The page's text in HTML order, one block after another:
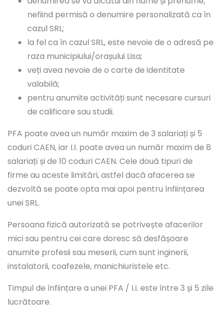
nefiind permisă o denumire personalizată ca în
cazul SRL;
la fel ca în cazul SRL, este nevoie de o adresă pe
raza municipiului/orașului Lisa;
veți avea nevoie de o carte de identitate
valabilă;
pentru anumite activități sunt necesare cursuri
de calificare sau studii.
PFA poate avea un număr maxim de 3 salariați și 5
coduri CAEN, iar I.I. poate avea un număr maxim de 8
salariați și de 10 coduri CAEN. Cele două tipuri de
firme au aceste limitări, astfel dacă afacerea se
dezvoltă se poate opta mai apoi pentru înființarea
unei SRL.
Persoana fizică autorizată se potrivește afacerilor
mici sau pentru cei care doresc să desfășoare
anumite profesii sau meserii, cum sunt inginerii,
instalatorii, coafezele, manichiuristele etc.
Timpul de înființare a unei PFA / I.I. este între 3 și 5 zile
lucrătoare.